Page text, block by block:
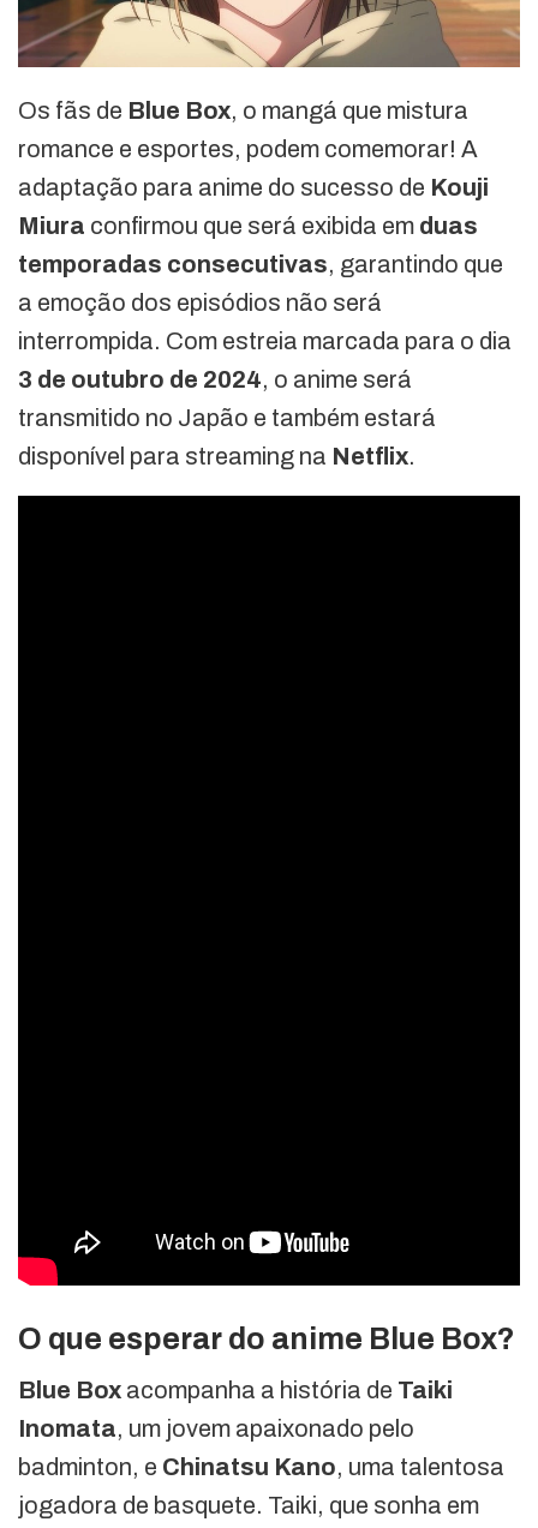
Os fãs de Blue Box, o mangá que mistura
romance e esportes, podem comemorar! A
adaptação para anime do sucesso de Kouji
Miura confirmou que será exibida em duas
temporadas consecutivas, garantindo que
a emoção dos episódios não será
interrompida. Com estreia marcada para o dia
3 de outubro de 2024, o anime será
transmitido no Japão e também estará
disponível para streaming na Netflix.
O que esperar do anime Blue Box?
Blue Box acompanha a história de Taiki
Inomata, um jovem apaixonado pelo
badminton, e Chinatsu Kano, uma talentosa
jogadora de basquete. Taiki, que sonha em